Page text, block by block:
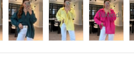
Tükendi